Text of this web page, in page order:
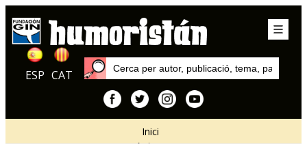
ESP CAT
Inici
Autors